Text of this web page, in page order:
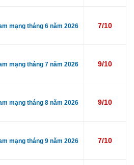
mạng tháng 6 năm 2026 7/10
mạng tháng 7 năm 2026 9/10
mạng tháng 8 năm 2026 9/10
mạng tháng 9 năm 2026 7/10